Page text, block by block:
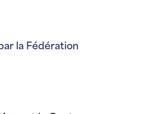
la Fédération